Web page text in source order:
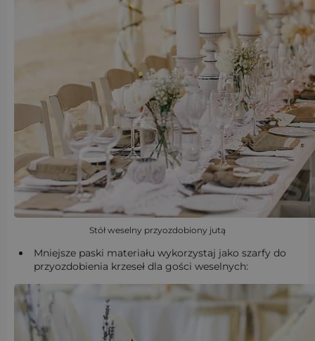
Stół weselny przyozdobiony jutą
Mniejsze paski materiału wykorzystaj jako szarfy do
przyozdobienia krzeseł dla gości weselnych: